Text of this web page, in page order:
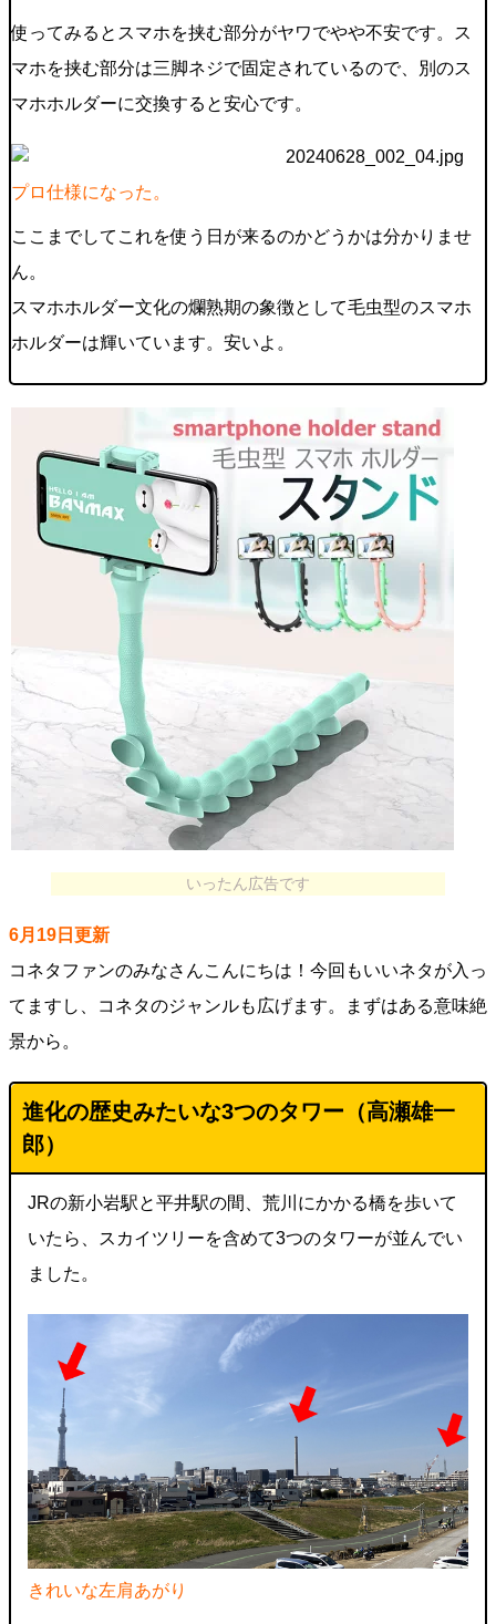
使ってみるとスマホを挟む部分がヤワでやや不安です。ス
マホを挟む部分は三脚ネジで固定されているので、別のス
マホホルダーに交換すると安心です。
プロ仕様になった。
ここまでしてこれを使う日が来るのかどうかは分かりませ
ん。
スマホホルダー文化の爛熟期の象徴として毛虫型のスマホ
ホルダーは輝いています。安いよ。
いったん広告です
6月19日更新
コネタファンのみなさんこんにちは！今回もいいネタが入っ
てますし、コネタのジャンルも広げます。まずはある意味絶
景から。
進化の歴史みたいな3つのタワー（高瀬雄一
郎）
JRの新小岩駅と平井駅の間、荒川にかかる橋を歩いて
いたら、スカイツリーを含めて3つのタワーが並んでい
ました。
きれいな左肩あがり